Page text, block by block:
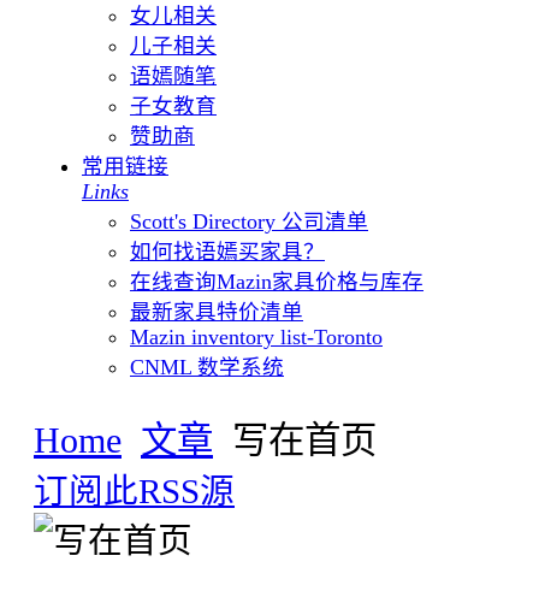
女儿相关
儿子相关
语嫣随笔
子女教育
赞助商
常用链接
Links
Scott's Directory 公司清单
如何找语嫣买家具？
在线查询Mazin家具价格与库存
最新家具特价清单
Mazin inventory list-Toronto
CNML 数学系统
Home 文章 写在首页
订阅此RSS源